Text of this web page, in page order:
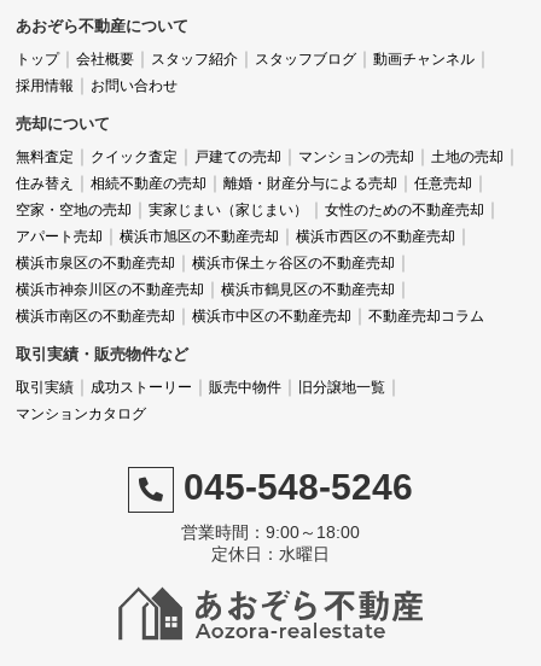
この安心感は大手にはない強みだと感じました。
正直なところ、心の中ではあおぞら不動産さんと契
約できれば良いなという思いがありました。
産会社との取引は安心感が違います。
そして実際に、あおぞら不動産さんが提示してくだ
さった買取額は他社よりも満足のいくものでした。
地域密着型だからこそ、大手不動産会社や買取専門
あおぞら不動産について
トップ 会社概要 スタッフ紹介 スタッフブログ
動画チャンネル
採用情報
お問い合わせ
売却について
無料査定 クイック査定 戸建ての売却 マンションの売却
土地の売却
住み替え
相続不動産の売却 離婚・財産分与による売却
任意売却
空家・空地の売却
実家じまい（家じまい）
女性のための不動産売却
アパート売却
横浜市旭区の不動産売却
横浜市西区の不動産売却
横浜市泉区の不動産売却
横浜市保土ヶ谷区の不動産売却
横浜市神奈川区の不動産売却
横浜市鶴見区の不動産売却
横浜市南区の不動産売却
横浜市中区の不動産売却 不動産売却コラム
取引実績・販売物件など
取引実績 成功ストーリー 販売中物件
旧分譲地一覧
マンションカタログ
045-548-5246
営業時間：9:00～18:00
定休日：水曜日